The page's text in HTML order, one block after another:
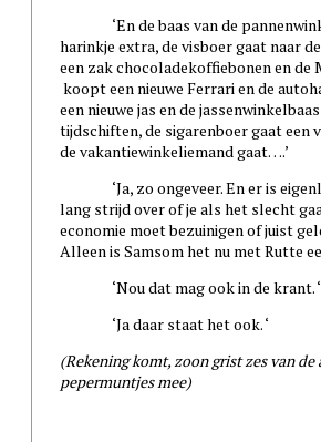
‘En de baas van de
harinkje extra, de visboer gaat naar
een zak chocoladekoffiebonen en de
koopt een nieuwe Ferrari en de
een nieuwe jas en de
tijdschiften, de sigarenboer gaat een
de vakantiewinkeliemand gaat….’
‘Ja, zo ongeveer. En er is
lang strijd over of je als het slecht
economie moet bezuinigen of juist
Alleen is Samsom het nu met Rutte
‘Nou dat mag ook in de krant. ‘
‘Ja daar staat het ook. ‘
(Rekening komt, zoon grist zes van de
pepermuntjes mee)